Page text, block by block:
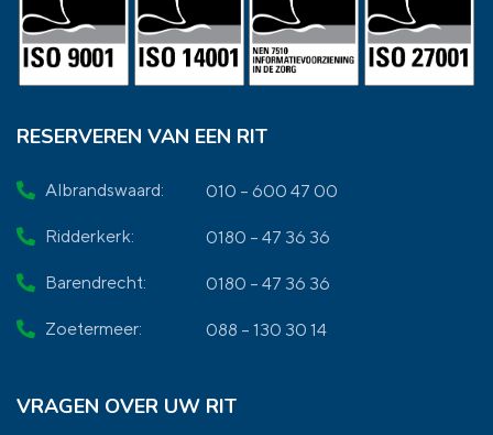
RESERVEREN VAN EEN RIT
Albrandswaard: 010 – 600 47 00
Ridderkerk: 0180 – 47 36 36
Barendrecht: 0180 – 47 36 36
Zoetermeer: 088 – 130 30 14
VRAGEN OVER UW RIT